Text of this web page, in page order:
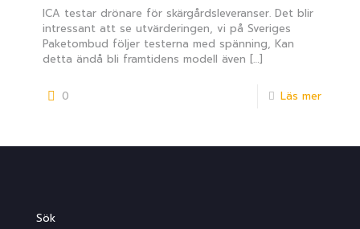
ICA testar drönare för skärgårdsleveranser. Det blir
intressant att se utvärderingen, vi på Sveriges
Paketombud följer testerna med spänning, Kan
detta ändå bli framtidens modell även […]
0 Läs mer
Sök